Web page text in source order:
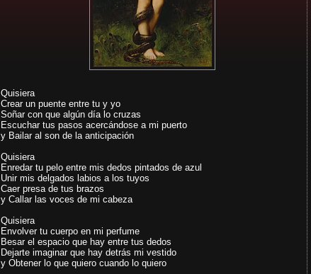
Quisiera
Crear un puente entre tu y yo
Soñar con que algún día lo cruzas
Escuchar tus pasos acercándose a mi puerto
y Bailar al son de la anticipación
Quisiera
Enredar tu pelo entre mis dedos pintados de azul
Unir mis delgados labios a los tuyos
Caer presa de tus brazos
y Callar las voces de mi cabeza
Quisiera
Envolver tu cuerpo en mi perfume
Besar el espacio que hay entre tus dedos
Dejarte imaginar que hay detrás mi vestido
y Obtener lo que quiero cuando lo quiero